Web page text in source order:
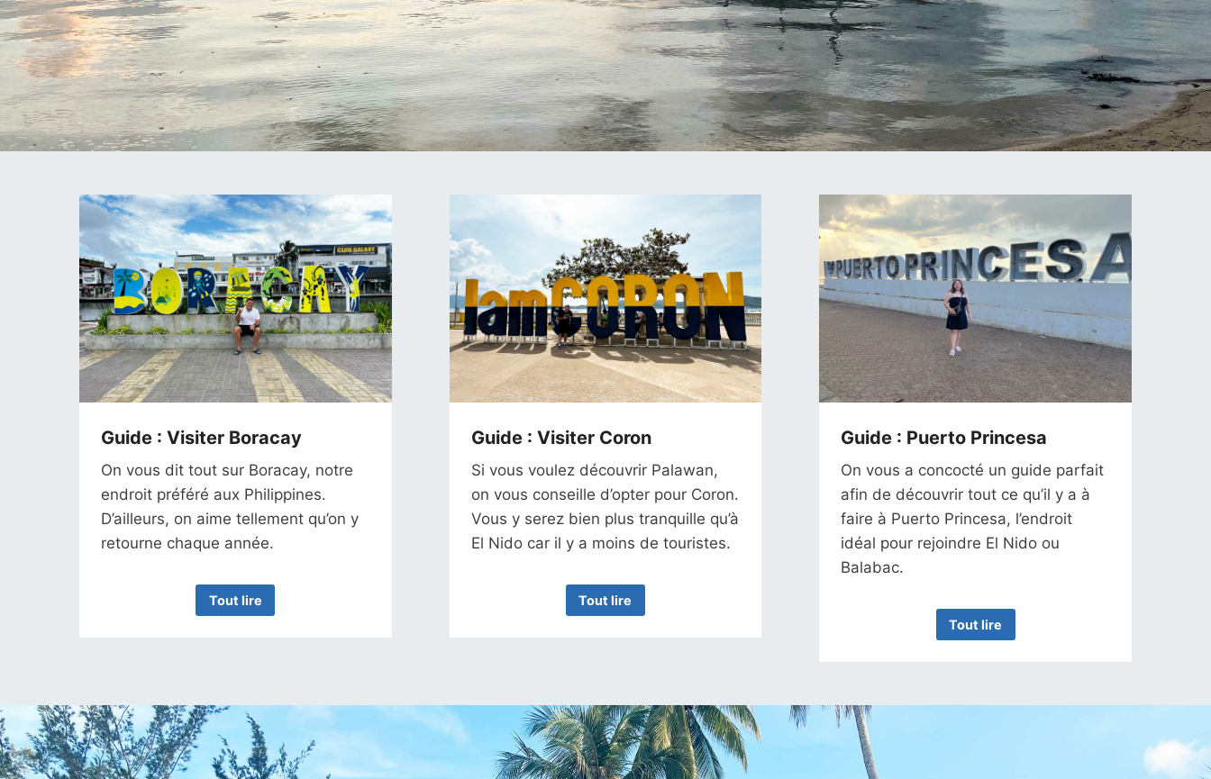
Guide : Visiter Boracay
On vous dit tout sur Boracay, notre
endroit préféré aux Philippines.
D’ailleurs, on aime tellement qu’on y
retourne chaque année.
Tout lire
Guide : Visiter Coron
Si vous voulez découvrir Palawan,
on vous conseille d’opter pour Coron.
Vous y serez bien plus tranquille qu’à
El Nido car il y a moins de touristes.
Tout lire
Guide : Puerto Princesa
On vous a concocté un guide parfait
afin de découvrir tout ce qu’il y a à
faire à Puerto Princesa, l’endroit
idéal pour rejoindre El Nido ou
Balabac.
Tout lire